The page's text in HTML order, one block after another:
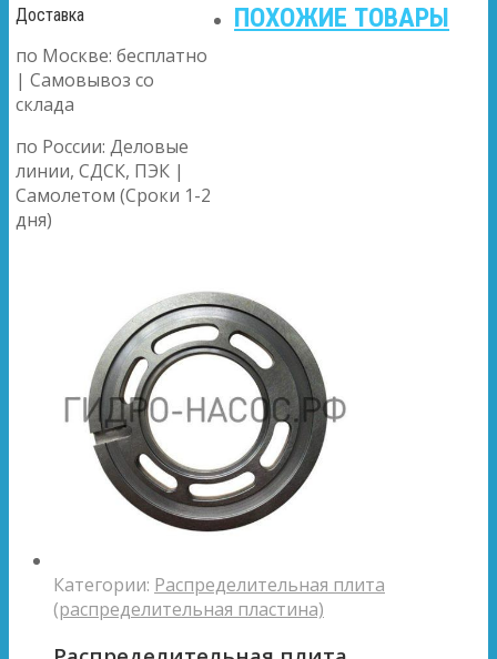
Доставка
по Москве: бесплатно
| Самовывоз со
склада
по России: Деловые
линии, СДСК, ПЭК |
Самолетом (Сроки 1-2
дня)
ПОХОЖИЕ ТОВАРЫ
Категории: Распределительная плита
(распределительная пластина)